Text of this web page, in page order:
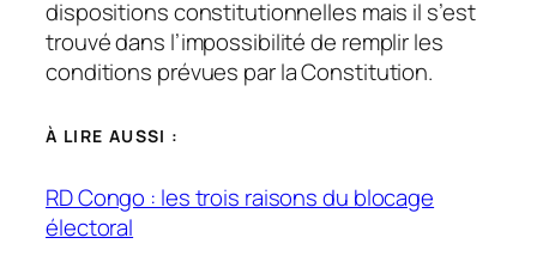
dispositions constitutionnelles mais il s’est
trouvé dans l’impossibilité de remplir les
conditions prévues par la Constitution.
À LIRE AUSSI :
RD Congo : les trois raisons du blocage
électoral